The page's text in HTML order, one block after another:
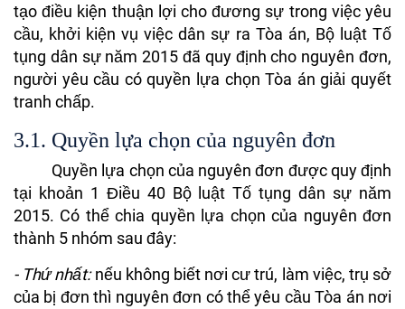
tạo điều kiện thuận lợi cho đương sự trong việc yêu
cầu, khởi kiện vụ việc dân sự ra Tòa án, Bộ luật Tố
tụng dân sự năm 2015 đã quy định cho nguyên đơn,
người yêu cầu có quyền lựa chọn Tòa án giải quyết
tranh chấp.
3.1. Quyền lựa chọn của nguyên đơn
Quyền lựa chọn của nguyên đơn được quy định
tại khoản 1 Điều 40 Bộ luật Tố tụng dân sự năm
2015. Có thể chia quyền lựa chọn của nguyên đơn
thành 5 nhóm sau đây:
- Thứ nhất:nếu không biết nơi cư trú, làm việc, trụ sở
của bị đơn thì nguyên đơn có thể yêu cầu Tòa án nơi